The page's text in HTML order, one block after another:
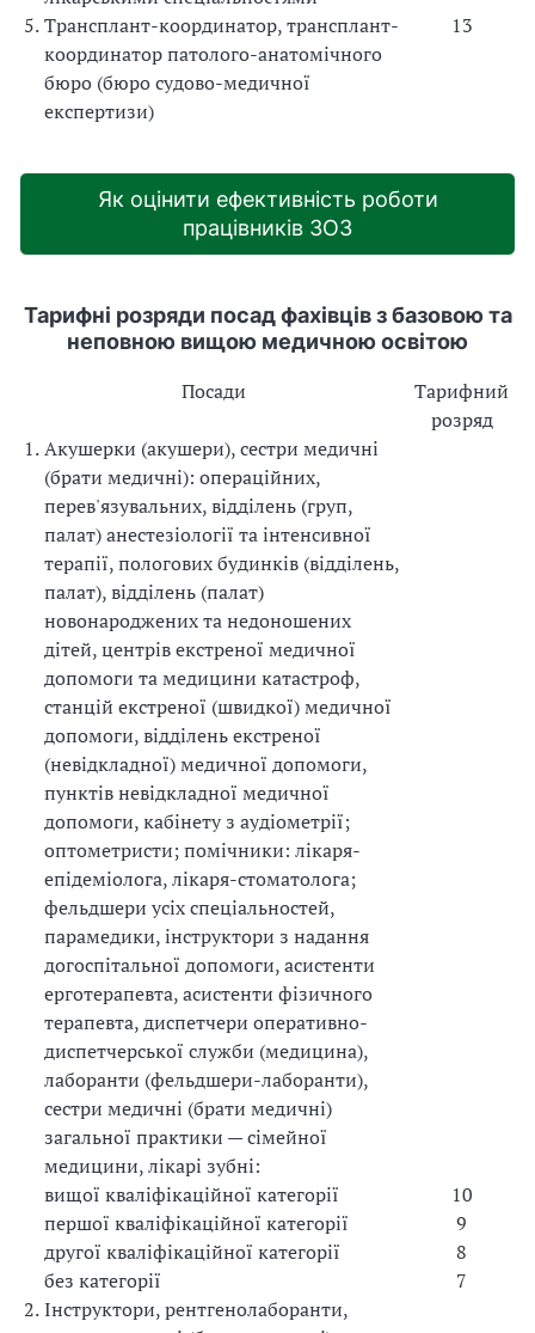
5.Трансплант-координатор, трансплант-
координатор патолого-анатомічного
бюро (бюро судово-медичної
експертизи)
13
Як оцінити ефективність роботи
працівників ЗОЗ
Тарифні розряди посад фахівців з базовою та
неповною вищою медичною освітою
Посади
Тарифний
розряд
1.Акушерки (акушери), сестри медичні
(брати медичні): операційних,
перев'язувальних, відділень (груп,
палат) анестезіології та інтенсивної
терапії, пологових будинків (відділень,
палат), відділень (палат)
новонароджених та недоношених
дітей, центрів екстреної медичної
допомоги та медицини катастроф,
станцій екстреної (швидкої) медичної
допомоги, відділень екстреної
(невідкладної) медичної допомоги,
пунктів невідкладної медичної
допомоги, кабінету з аудіометрії;
оптометристи; помічники: лікаря-
епідеміолога, лікаря-стоматолога;
фельдшери усіх спеціальностей,
парамедики, інструктори з надання
догоспітальної допомоги, асистенти
ерготерапевта, асистенти фізичного
терапевта, диспетчери оперативно-
диспетчерської служби (медицина),
лаборанти (фельдшери-лаборанти),
сестри медичні (брати медичні)
загальної практики — сімейної
медицини, лікарі зубні:
вищої кваліфікаційної категорії
10
першої кваліфікаційної категорії
9
другої кваліфікаційної категорії
8
без категорії
7
2.Інструктори, рентгенолаборанти,